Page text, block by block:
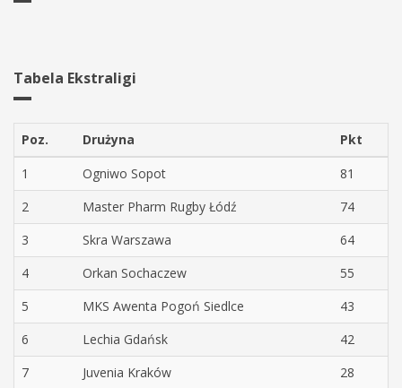
Tabela Ekstraligi
Poz. Drużyna
Pkt
1
Ogniwo Sopot
81
2
Master Pharm Rugby Łódź
74
3
Skra Warszawa
64
4
Orkan Sochaczew
55
5
MKS Awenta Pogoń Siedlce
43
6
Lechia Gdańsk
42
7
Juvenia Kraków
28